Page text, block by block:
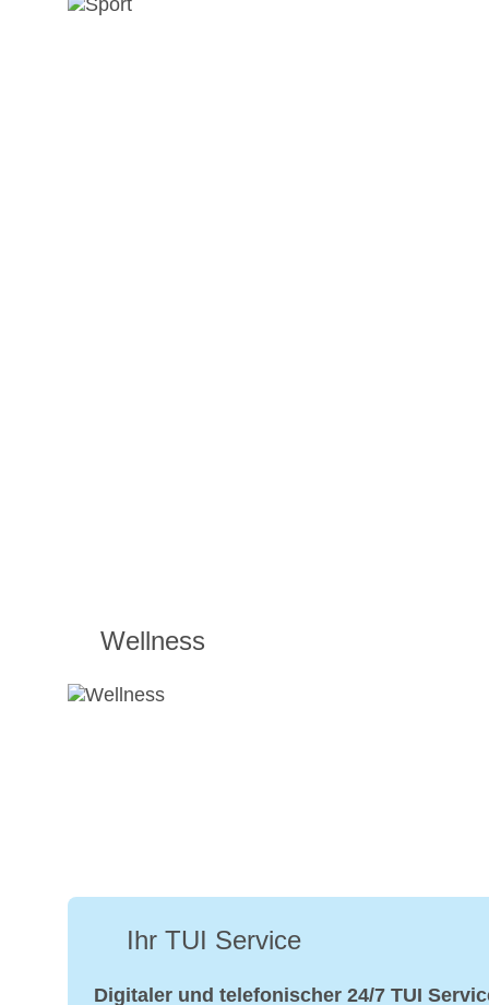
Wellness
Ihr TUI Service
Digitaler und telefonischer 24/7 TUI